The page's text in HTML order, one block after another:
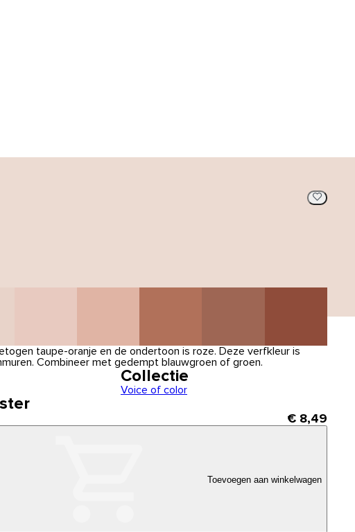
taupe-oranje en de ondertoon is roze. Deze verfkleur is
Combineer met gedempt blauwgroen of groen.
Collectie
Voice of color
€ 8,49
Toevoegen aan winkelwagen